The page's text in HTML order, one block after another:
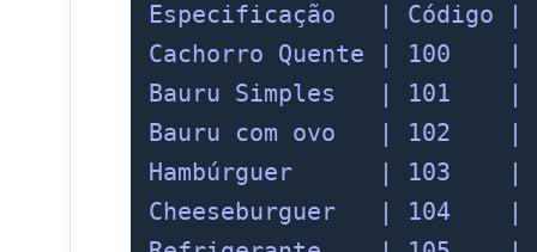
Especificação   | Código |
Cachorro Quente | 100    |
Bauru Simples   | 101    |
Bauru com ovo   | 102    |
Hambúrguer      | 103    |
Cheeseburguer   | 104    |